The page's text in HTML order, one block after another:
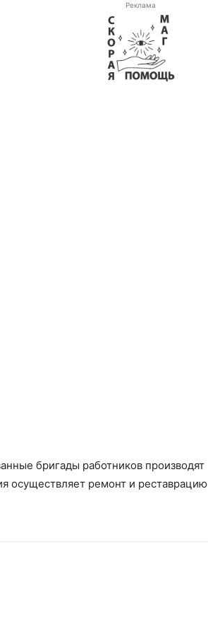
Реклама
бригады работников производят
осуществляет ремонт и реставрацию